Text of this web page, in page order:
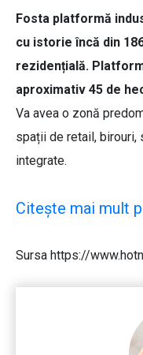
Fosta platformă
cu istorie încă din
rezidențială.
aproximativ 45 de
Va avea o zonă
spații de retail,
integrate.
Citește mai mult
Sursa https://